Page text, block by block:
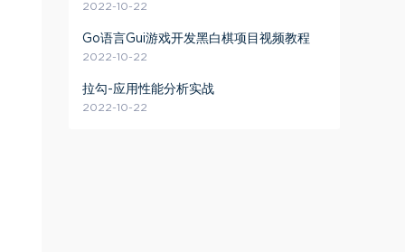
2022-10-22
Go语言Gui游戏开发黑白棋项目视频教程
2022-10-22
拉勾-应用性能分析实战
2022-10-22